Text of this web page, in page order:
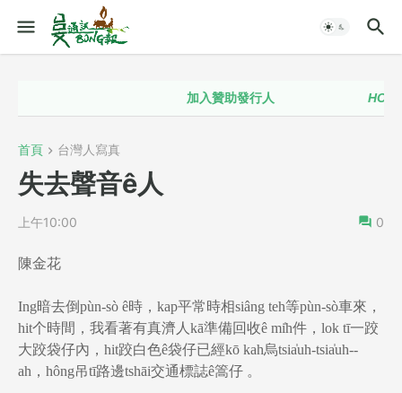
加入贊助發行人 HOT！！
首頁 台灣人寫真
失去聲音ê人
上午10:00 0
陳金花
Ing暗去倒pùn-sò ê時，kap平常時相siâng teh等pùn-sò車來，
hit个時間，我看著有真濟人kā準備回收ê mi̍h件，lok tī一跤
大跤袋仔內，hit跤白色ê袋仔已經kō kah烏tsia̍uh-tsia̍uh--
ah，hông吊tī路邊tshāi交通標誌ê篙仔 。